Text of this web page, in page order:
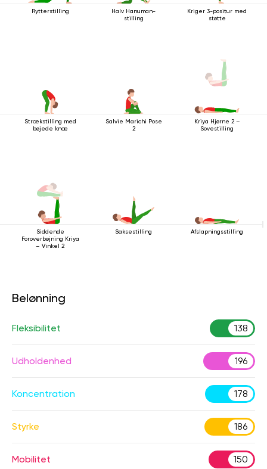
Rytterstilling
Halv Hanuman-
stilling
Kriger 3-positur med
støtte
Strækstilling med
bøjede knæ
Salvie Marichi Pose
2
Kriya Hjørne 2 –
Sovestilling
Siddende
Foroverbøjning Kriya
– Vinkel 2
Saksestilling Afslapningsstilling
Belønning
Fleksibilitet 138
Udholdenhed 196
Koncentration 178
Styrke 186
Mobilitet 150